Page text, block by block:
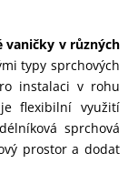
vaničky v různých
typy sprchových
instalaci v rohu
flexibilní využití
sprchová
prostor a dodat